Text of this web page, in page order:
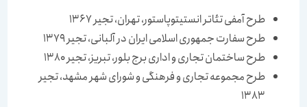
طرح آمفی تئاتر انستیتوپاستور، تهران، تجیر 1367
طرح سفارت جمهوری اسلامی ایران در آلبانی، تجیر 1379
طرح ساختمان تجاری و اداری برج بلور، تبریز، تجیر 1380
طرح مجموعه تجاری و فرهنگی و شورای شهر مشهد، تجیر
1383